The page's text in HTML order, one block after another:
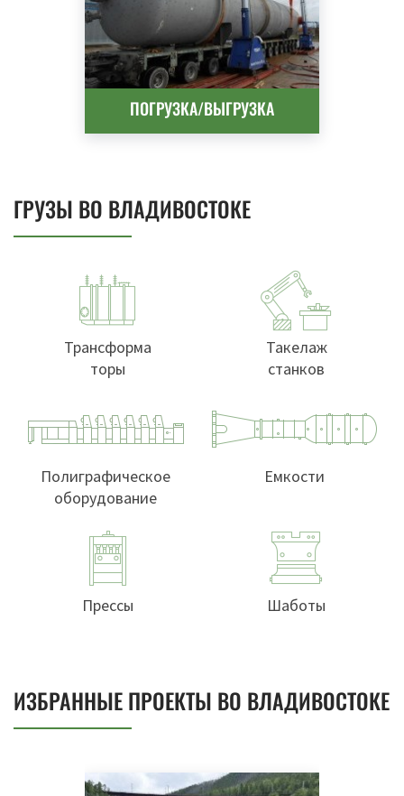
ПОГРУЗКА/ВЫГРУЗКА
ГРУЗЫ ВО ВЛАДИВОСТОКЕ
Трансформа
торы
Такелаж
станков
Полиграфическое
оборудование
Емкости
Прессы Шаботы
ИЗБРАННЫЕ ПРОЕКТЫ ВО ВЛАДИВОСТОКЕ